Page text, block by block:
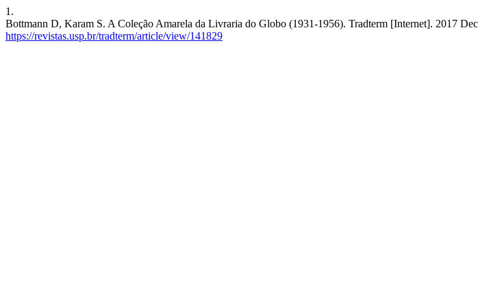
1.
Bottmann D, Karam S. A Coleção Amarela da Livraria do Globo (1931-1956). Tradterm [Internet]. 2017
https://revistas.usp.br/tradterm/article/view/141829